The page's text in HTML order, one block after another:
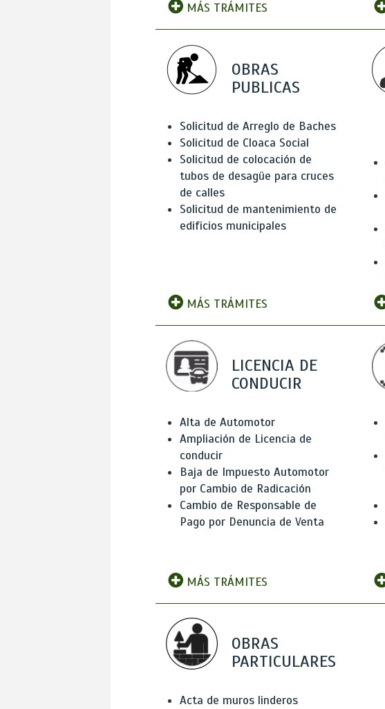
MÁS TRÁMITES
OBRAS
PUBLICAS
Solicitud de Arreglo de Baches
Solicitud de Cloaca Social
Solicitud de colocación de
tubos de desagüe para cruces
de calles
Solicitud de mantenimiento de
edificios municipales
MÁS TRÁMITES
LICENCIA DE
CONDUCIR
Alta de Automotor
Ampliación de Licencia de
conducir
Baja de Impuesto Automotor
por Cambio de Radicación
Cambio de Responsable de
Pago por Denuncia de Venta
MÁS TRÁMITES
OBRAS
PARTICULARES
Acta de muros linderos